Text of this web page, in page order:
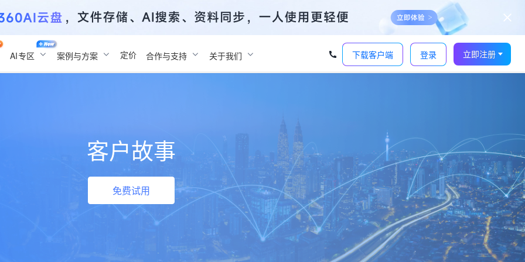
AI专区 案例与方案 定价 合作与支持 关于我们 下载客户端 登录 立即注册
客户故事
免费试用